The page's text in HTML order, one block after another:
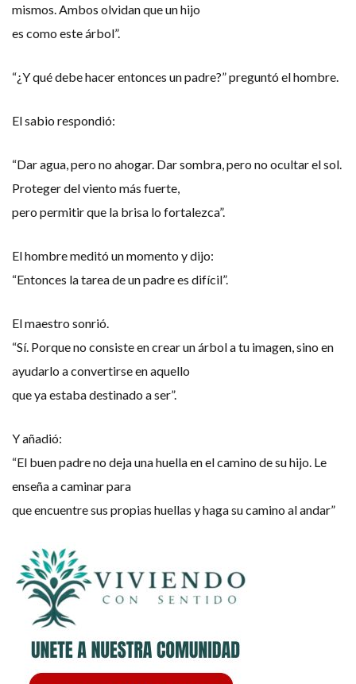
mismos. Ambos olvidan que un hijo
es como este árbol”.
“¿Y qué debe hacer entonces un padre?” preguntó el hombre.
El sabio respondió:
“Dar agua, pero no ahogar. Dar sombra, pero no ocultar el sol.
Proteger del viento más fuerte,
pero permitir que la brisa lo fortalezca”.
El hombre meditó un momento y dijo:
“Entonces la tarea de un padre es difícil”.
El maestro sonrió.
“Sí. Porque no consiste en crear un árbol a tu imagen, sino en
ayudarlo a convertirse en aquello
que ya estaba destinado a ser”.
Y añadió:
“El buen padre no deja una huella en el camino de su hijo. Le
enseña a caminar para
que encuentre sus propias huellas y haga su camino al andar”